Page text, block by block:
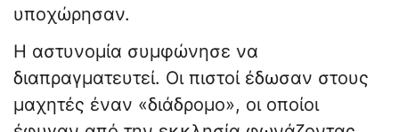
υποχώρησαν.
Η αστυνομία συμφώνησε να
διαπραγματευτεί. Οι πιστοί έδωσαν στους
μαχητές έναν «διάδρομο», οι οποίοι